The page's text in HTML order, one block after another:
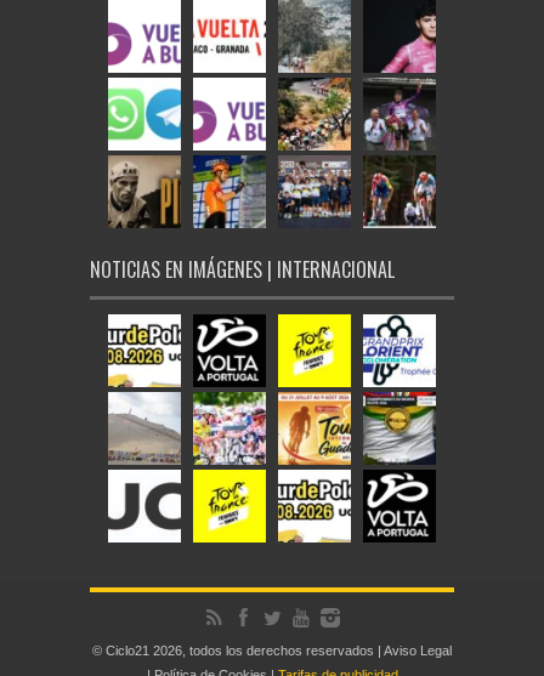
NOTICIAS EN IMÁGENES | INTERNACIONAL
© Ciclo21 2026, todos los derechos reservados | Aviso Legal